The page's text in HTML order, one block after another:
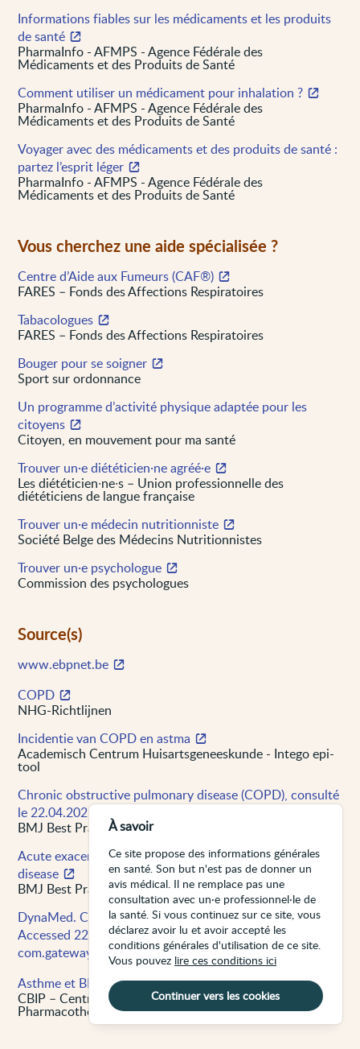
Informations fiables sur les médicaments et les produits
de santé
PharmaInfo - AFMPS - Agence Fédérale des
Médicaments et des Produits de Santé
Comment utiliser un médicament pour inhalation ?
PharmaInfo - AFMPS - Agence Fédérale des
Médicaments et des Produits de Santé
Voyager avec des médicaments et des produits de santé :
partez l’esprit léger
PharmaInfo - AFMPS - Agence Fédérale des
Médicaments et des Produits de Santé
Vous cherchez une aide spécialisée ?
Centre d’Aide aux Fumeurs (CAF®)
FARES – Fonds des Affections Respiratoires
Tabacologues
FARES – Fonds des Affections Respiratoires
Bouger pour se soigner
Sport sur ordonnance
Un programme d’activité physique adaptée pour les
citoyens
Citoyen, en mouvement pour ma santé
Trouver un·e diététicien·ne agréé·e
Les diététicien∙ne∙s – Union professionnelle des
diététiciens de langue française
Trouver un·e médecin nutritionniste
Société Belge des Médecins Nutritionnistes
Trouver un·e psychologue
Commission des psychologues
Source(s)
www.ebpnet.be
COPD
NHG-Richtlijnen
Incidentie van COPD en astma
Academisch Centrum Huisartsgeneeskunde - Intego epi-
tool
Chronic obstructive pulmonary disease (COPD), consulté
le 22.04.2026
BMJ Best Practice
Acute exacerbation of chronic obstructive pulmonary
disease
BMJ Best Practice
DynaMed. COPD. EBSCO Information Services.
Accessed 22 avril 2026. https://www-dynamed-
com.gateway2.cdlh.be/condition/copd
Asthme et BPCO, consulté le 25.03.2026
CBIP – Centre Belge d’Information
Pharmacothérapeutique
À savoir
Ce site propose des informations générales
en santé. Son but n'est pas de donner un
avis médical. Il ne remplace pas une
consultation avec un·e professionnel·le de
la santé. Si vous continuez sur ce site, vous
déclarez avoir lu et avoir accepté les
conditions générales d'utilisation de ce site.
Vous pouvez lire ces conditions ici
Continuer vers les cookies